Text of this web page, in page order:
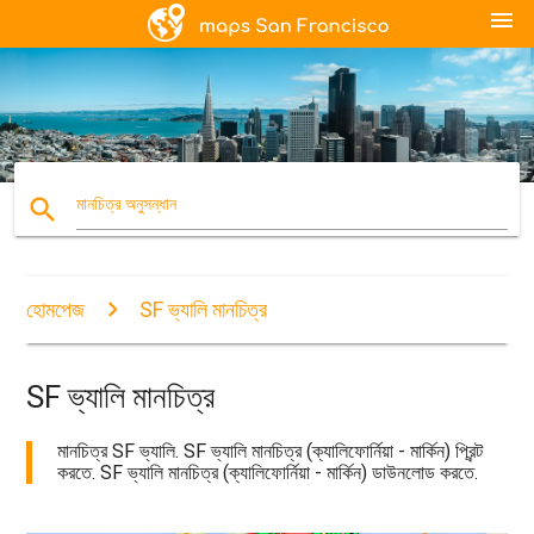
menu
search মানচিত্র অনুসন্ধান
হোমপেজ SF ভ্যালি মানচিত্র
SF ভ্যালি মানচিত্র
মানচিত্র SF ভ্যালি. SF ভ্যালি মানচিত্র (ক্যালিফোর্নিয়া - মার্কিন) প্রিন্ট
করতে. SF ভ্যালি মানচিত্র (ক্যালিফোর্নিয়া - মার্কিন) ডাউনলোড করতে.